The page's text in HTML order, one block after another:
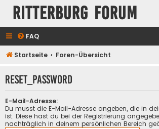
Ritterburg Forum
FAQ
Startseite Foren-Übersicht
RESET_PASSWORD
E-Mail-Adresse:
Du musst die E-Mail-Adresse angeben, die in
ist. Diese hast du bei der Registrierung
nachträglich in deinem persönlichen Bereich